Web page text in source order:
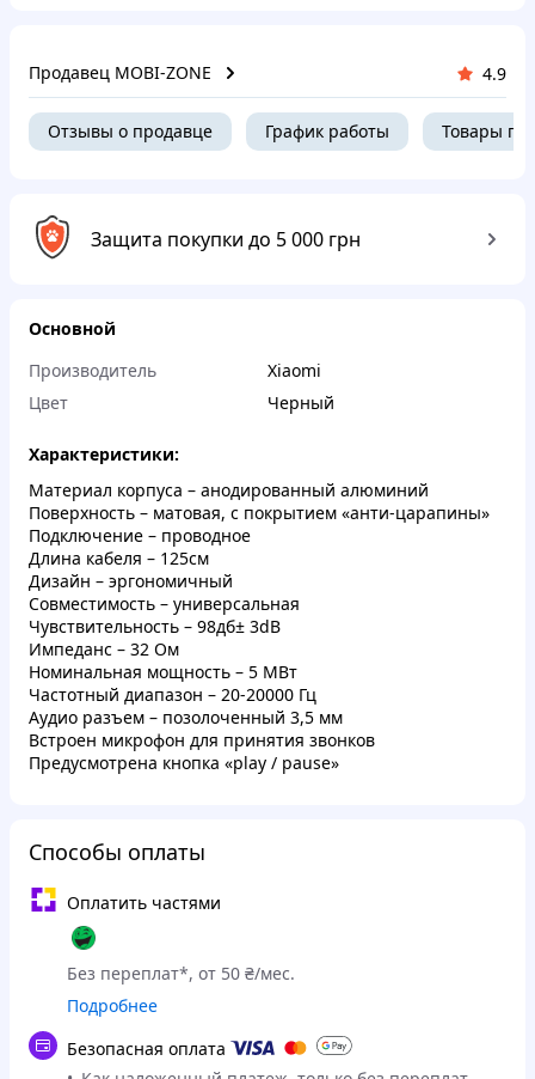
Продавец MOBI-ZONE 4.9
Отзывы о продавце График работы Товары
Защита покупки до 5 000 грн
Основной
Производитель
Xiaomi
Цвет
Черный
Характеристики:
Материал корпуса – анодированный алюминий
Поверхность – матовая, с покрытием «анти-царапины»
Подключение – проводное
Длина кабеля – 125см
Дизайн – эргономичный
Совместимость – универсальная
Чувствительность – 98дб± 3dB
Импеданс – 32 Ом
Номинальная мощность – 5 МВт
Частотный диапазон – 20-20000 Гц
Аудио разъем – позолоченный 3,5 мм
Встроен микрофон для принятия звонков
Предусмотрена кнопка «play / pause»
Способы оплаты
Оплатить частями
Без переплат*, от 50 ₴/мес.
Подробнее
Безопасная оплата